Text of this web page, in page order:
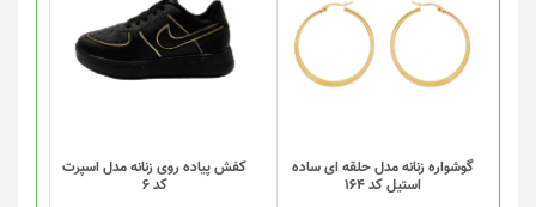
گوشواره زنانه مدل حلقه ای ساده
استیل کد 164
محصول
دارای
انواع
مختلفی
گزینه
ها
کفش پیاده روی زنانه مدل اسپرت
کد 6